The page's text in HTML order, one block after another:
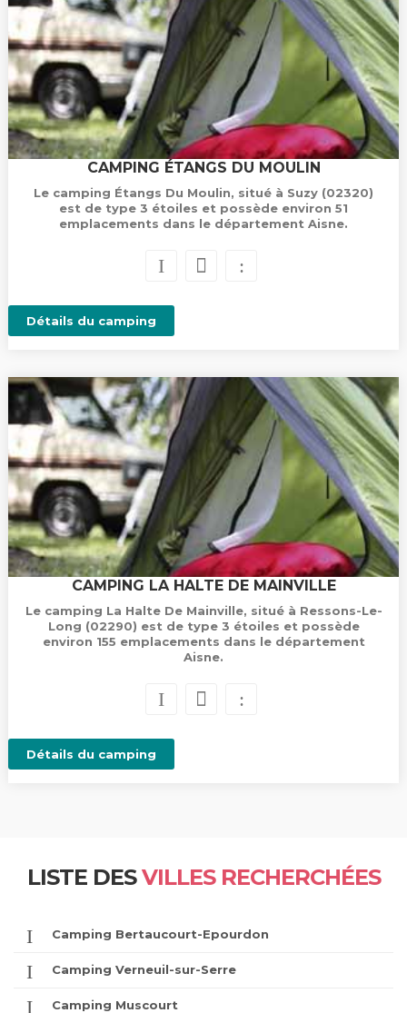
CAMPING ÉTANGS DU MOULIN
Le camping Étangs Du Moulin, situé à Suzy (02320)
est de type 3 étoiles et possède environ 51
emplacements dans le département Aisne.
Détails du camping
CAMPING LA HALTE DE MAINVILLE
Le camping La Halte De Mainville, situé à Ressons-Le-
Long (02290) est de type 3 étoiles et possède
environ 155 emplacements dans le département
Aisne.
Détails du camping
LISTE DESVILLES RECHERCHÉES
Camping Bertaucourt-Epourdon
Camping Verneuil-sur-Serre
Camping Muscourt